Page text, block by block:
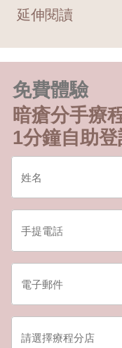
延伸閱讀
免費體驗
暗瘡分手療
1分鐘自助